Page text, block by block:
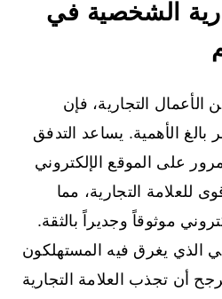
الشخصية في
الأعمال التجارية، فإن
بالغ الأهمية. يساعد التدفق
على الموقع الإلكتروني
للعلامة التجارية، مما
موثوقاً وجديراً بالثقة.
الذي يغرق فيه المستهلكون
أن تجذب العلامة التجارية